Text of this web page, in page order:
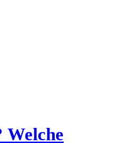
Welche